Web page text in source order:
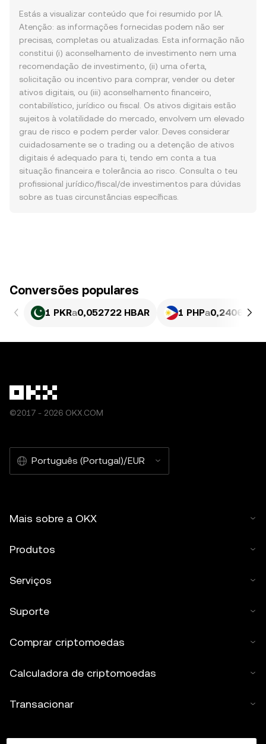
Estás a visualizar conteúdo que foi resumido por IA.
Atenção: as informações fornecidas podem não ser
precisas, completas ou atualizadas. Esta informação não
constitui (i) aconselhamento de investimento nem uma
recomendação de investimento, (ii) uma oferta,
solicitação ou incentivo para comprar, vender ou deter
ativos digitais, ou (iii) aconselhamento financeiro,
contabilístico, jurídico ou fiscal. Os ativos digitais estão
sujeitos à volatilidade do mercado, envolvem um elevado
grau de risco e podem perder valor. Deves considerar
cuidadosamente se o trading ou a detenção de ativos
digitais é adequado para ti, tendo em conta a tua
situação financeira e tolerância ao risco. Consulta o teu
profissional jurídico/fiscal/de investimentos para dúvidas
sobre as tuas circunstâncias específicas.
Conversões populares
1 PKRa0,052722 HBAR 1 PHPa0,24068
©2017 - 2026 OKX.COM
Português (Portugal)/EUR
Mais sobre a OKX
Produtos
Serviços
Suporte
Comprar criptomoedas
Calculadora de criptomoedas
Transacionar